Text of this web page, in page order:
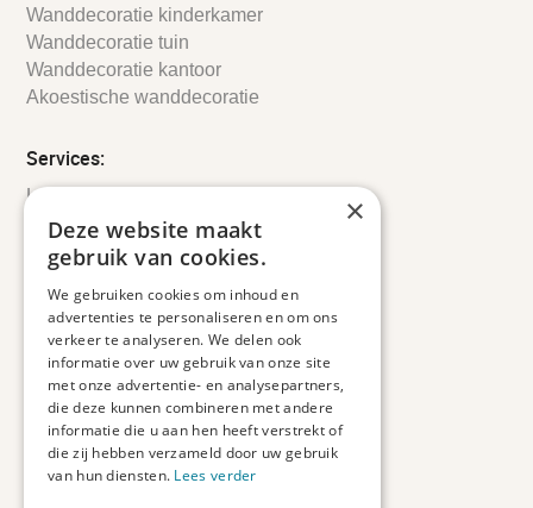
Wanddecoratie kinderkamer
Wanddecoratie tuin
Wanddecoratie kantoor
Akoestische wanddecoratie
Services:
Leveringsinformatie
Retourbeleid
Informatie
Veelgestelde vragen
Duurzaam ondernemen
Contact informatie
Etienne de Pinedaweg 34
3711 CH, Austerlitz
Nederland
×
Deze website maakt
gebruik van cookies.
We gebruiken cookies om inhoud en
advertenties te personaliseren en om ons
verkeer te analyseren. We delen ook
informatie over uw gebruik van onze site
met onze advertentie- en analysepartners,
die deze kunnen combineren met andere
informatie die u aan hen heeft verstrekt of
die zij hebben verzameld door uw gebruik
van hun diensten. Lees verder